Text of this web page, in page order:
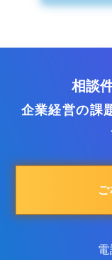
相談
企業経営の課